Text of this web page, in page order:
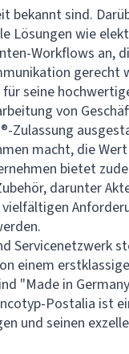
bekannt sind.
Lösungen wie
Workflows an,
gerecht
seine
von
Zulassung
macht, die
bietet
darunter
Servicenetzwerk
einem
"Made in
Postalia ist
und seinen